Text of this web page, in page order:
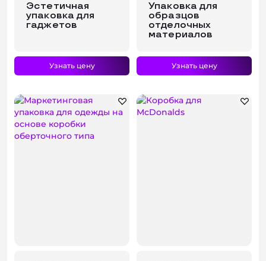
Эстетичная
упаковка для
гаджетов
Узнать цену
Упаковка для
образцов
отделочных
материалов
Узнать цену